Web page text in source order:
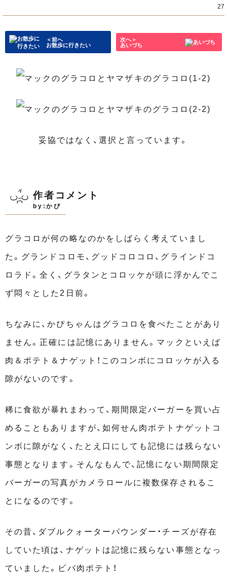
27
＜前へ
お散歩に行きたい
次へ＞
あいづち
妥協ではなく、選択と言っています。
作者コメント
by:かぴ
グラコロが何の略なのかをしばらく考えていまし
た。グランドコロモ、グッドコロコロ、グラインドコ
ロラド。全く、グラタンとコロッケが頭に浮かんでこ
ず悶々とした2日前。
ちなみに、かぴちゃんはグラコロを食べたことがあり
ません。正確には記憶にありません。マックといえば
肉＆ポテト＆ナゲット！このコンボにコロッケが入る
隙がないのです。
稀に食欲が暴れまわって、期間限定バーガーを買い占
めることもありますが、如何せん肉ポテトナゲットコ
ンボに隙がなく、たとえ口にしても記憶には残らない
事態となります。そんなもんで、記憶にない期間限定
バーガーの写真がカメラロールに複数保存されるこ
とになるのです。
その昔、ダブルクォーターパウンダー・チーズが存在
していた頃は、ナゲットは記憶に残らない事態となっ
ていました。ビバ肉ポテト！